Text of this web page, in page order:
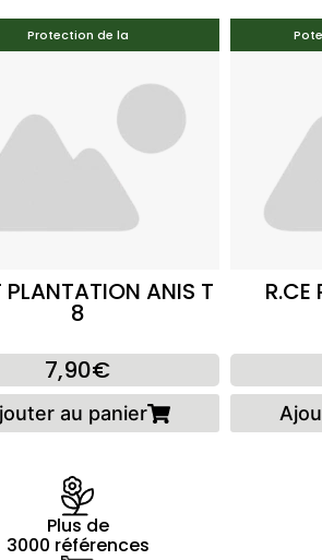
Protection de la
ANIS T
8
7,90€
au panier
Plus de
3000 références